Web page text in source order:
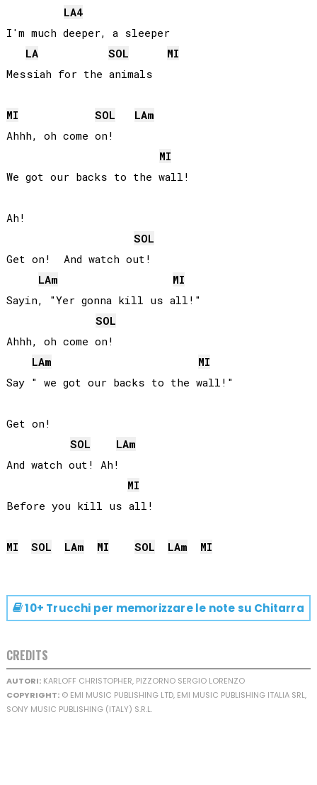
LA4
I'm much deeper, a sleeper
LA
SOL
MI
Messiah for the animals
MI SOL LAm
Ahhh, oh come on!
MI
We got our backs to the wall!
Ah!
SOL
Get on!  And watch out!
LAm
MI
Sayin, "Yer gonna kill us all!"
SOL
Ahhh, oh come on!
LAm
MI
Say " we got our backs to the wall!"
Get on!
SOL
LAm
And watch out! Ah!
MI
Before you kill us all!
MI SOL LAm MI SOL LAm MI
10+ Trucchi per memorizzare le note su Chitarra
CREDITS
AUTORI:KARLOFF CHRISTOPHER, PIZZORNO SERGIO LORENZO
COPYRIGHT:© EMI MUSIC PUBLISHING LTD, EMI MUSIC PUBLISHING ITALIA SRL,
SONY MUSIC PUBLISHING (ITALY) S.R.L.